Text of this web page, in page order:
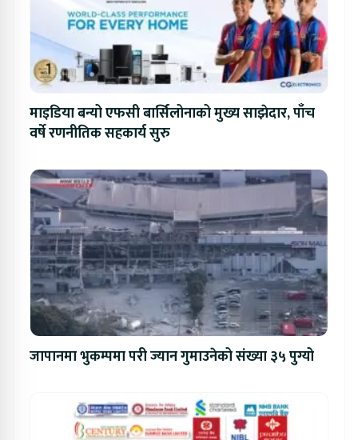
माइडिया बन्यो एफसी बार्सिलोनाको मुख्य साझेदार, पाँच
वर्षे रणनीतिक सहकार्य सुरु
जापानमा भुकम्पमा परी ज्यान गुमाउनेको संख्या ३५ पुग्यो